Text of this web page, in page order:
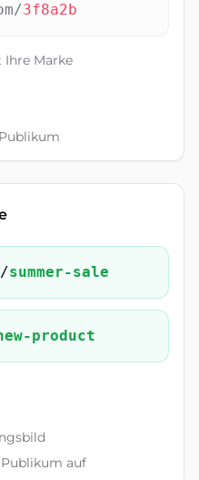
3f8a2b
Ihre Marke
summer-sale
product
auf